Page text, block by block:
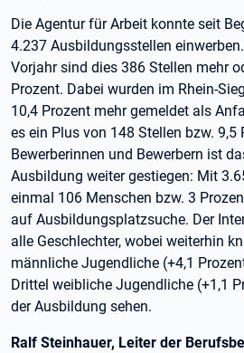
Die Agentur für Arbeit konnte seit
4.237 Ausbildungsstellen
Vorjahr sind dies 386 Stellen mehr
Prozent. Dabei wurden im Rhein-
10,4 Prozent mehr gemeldet als
es ein Plus von 148 Stellen bzw. 9,5
Bewerberinnen und Bewerbern ist
Ausbildung weiter gestiegen: Mit
einmal 106 Menschen bzw. 3
auf Ausbildungsplatzsuche. Der
alle Geschlechter, wobei weiterhin
männliche Jugendliche (+4,1
Drittel weibliche Jugendliche (+1,1
der Ausbildung sehen.
Ralf Steinhauer, Leiter der